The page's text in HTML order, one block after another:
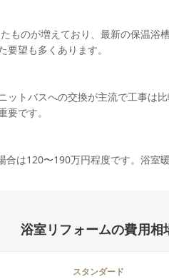
ものが増えており、最新の保温浴
望も多くあります。
ットバスへの交換が主流で工事は
です。
は120〜190万円程度です。浴室
浴室リフォームの費用相
スタンダード